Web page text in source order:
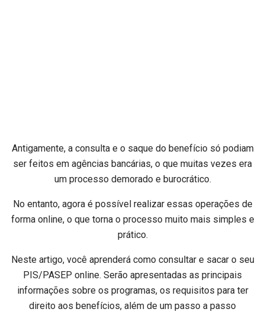
Antigamente, a consulta e o saque do benefício só podiam
ser feitos em agências bancárias, o que muitas vezes era
um processo demorado e burocrático.
No entanto, agora é possível realizar essas operações de
forma online, o que torna o processo muito mais simples e
prático.
Neste artigo, você aprenderá como consultar e sacar o seu
PIS/PASEP online. Serão apresentadas as principais
informações sobre os programas, os requisitos para ter
direito aos benefícios, além de um passo a passo